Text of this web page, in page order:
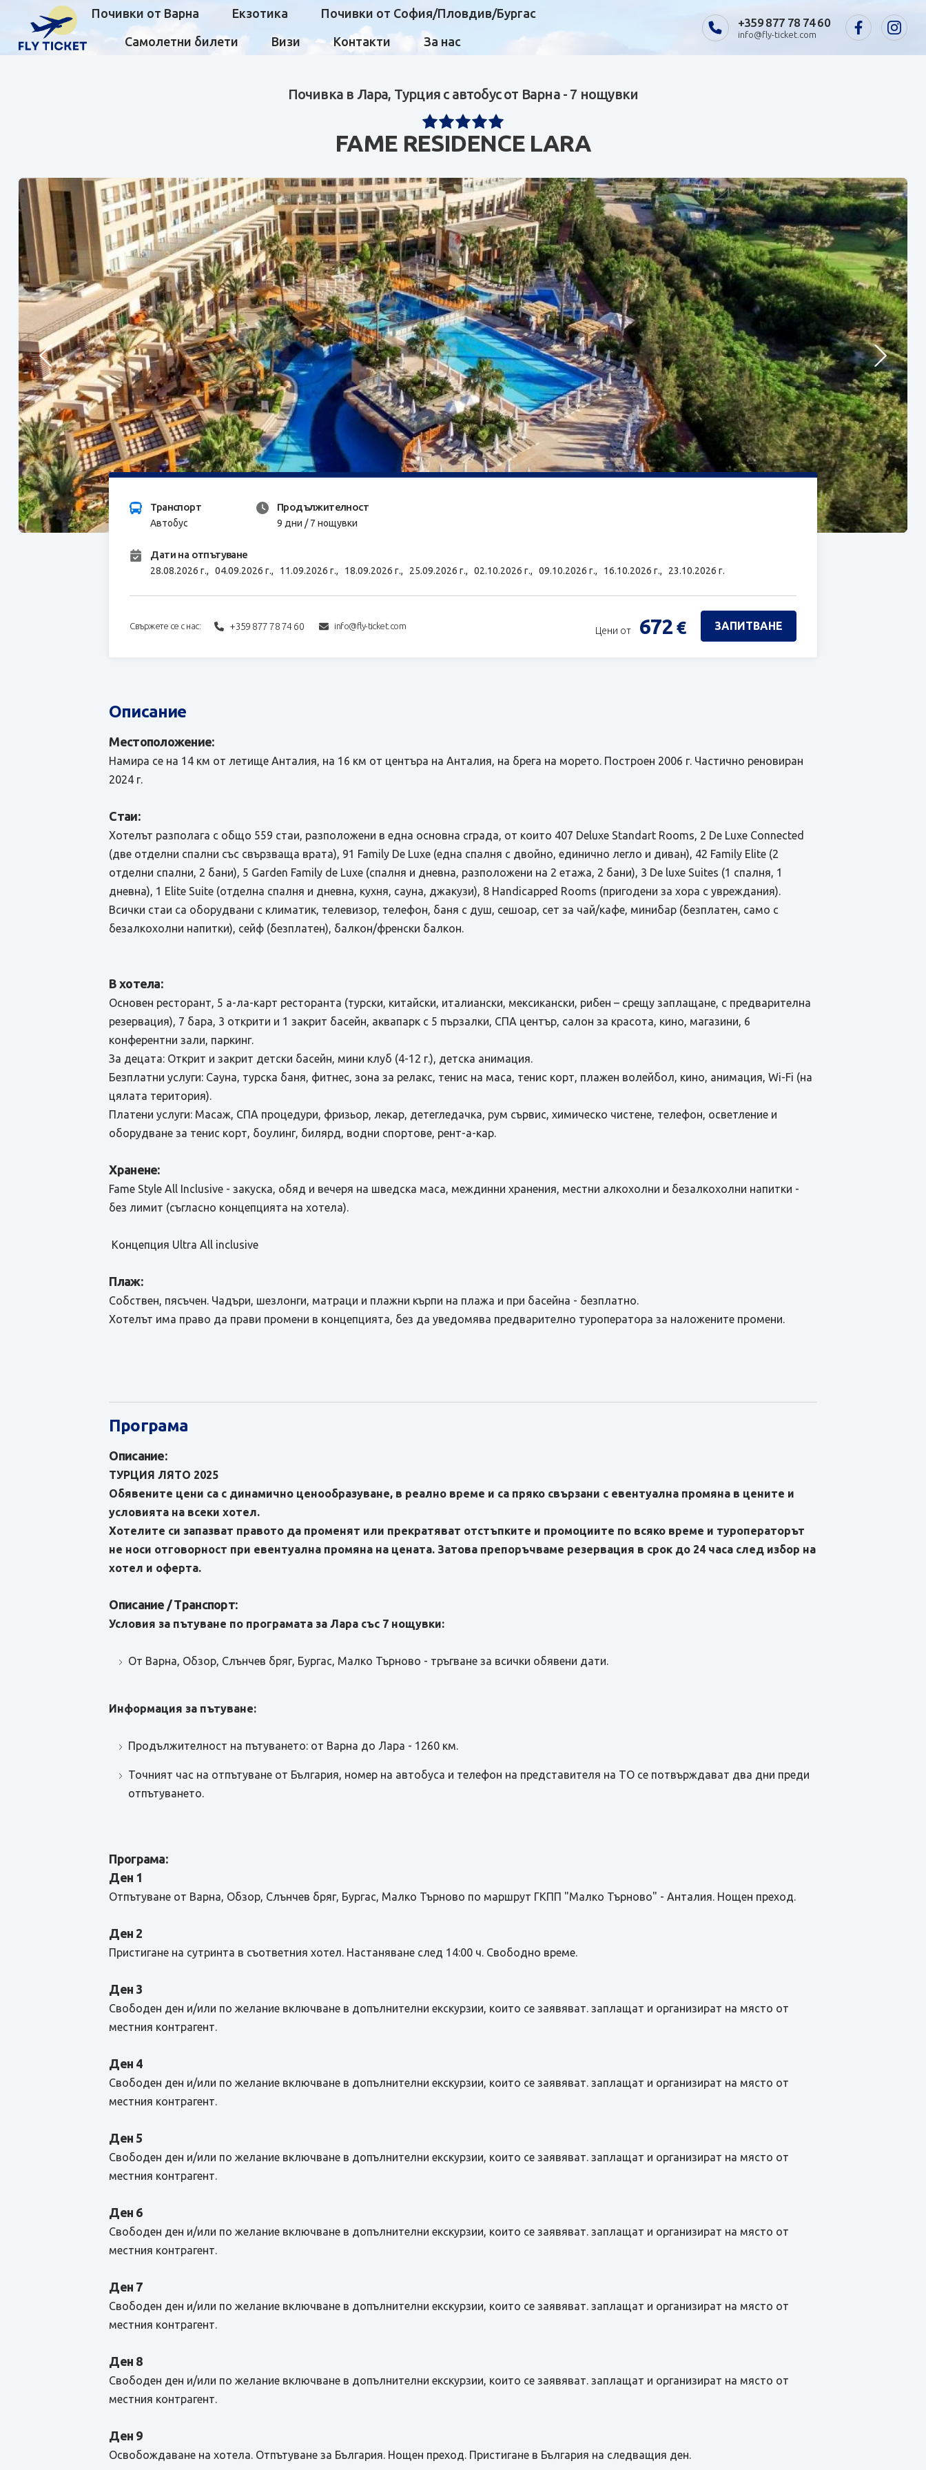
Почивки от Варна Екзотика Почивки от София/Пловдив/Бургас
Самолетни билети Визи Контакти За нас
+359 877 78 74 60
info@fly-ticket.com
Почивка в Лара, Турция с автобус от Варна - 7 нощувки
FAME RESIDENCE LARA
Транспорт
Автобус
Продължителност
9 дни / 7 нощувки
Дати на отпътуване
28.08.2026 г.,04.09.2026 г., 11.09.2026 г., 18.09.2026 г., 25.09.2026 г.,02.10.2026 г.,09.10.2026 г., 16.10.2026 г., 23.10.2026 г.
Свържете се с нас: +359 877 78 74 60 info@fly-ticket.com Цени от 672 € ЗАПИТВАНЕ
Описание
Местоположение:
Намира се на 14 км от летище Анталия, на 16 км от центъра на Анталия, на брега на морето. Построен 2006 г. Частично реновиран
2024 г.
Стаи:
Хотелът разполага с общо 559 стаи, разположени в една основна сграда, от които 407 Deluxe Standart Rooms, 2 De Luxe Connected
(две отделни спални със свързваща врата), 91 Family De Luxe (една спалня с двойно, единично легло и диван), 42 Family Elite (2
отделни спални, 2 бани), 5 Garden Family de Luxe (спалня и дневна, разположени на 2 етажа, 2 бани), 3 De luxe Suites (1 спалня, 1
дневна), 1 Elite Suite (отделна спалня и дневна, кухня, сауна, джакузи), 8 Handicapped Rooms (пригодени за хора с увреждания).
Всички стаи са оборудвани с климатик, телевизор, телефон, баня с душ, сешоар, сет за чай/кафе, минибар (безплатен, само с
безалкохолни напитки), сейф (безплатен), балкон/френски балкон.
В хотела:
Основен ресторант, 5 а-ла-карт ресторанта (турски, китайски, италиански, мексикански, рибен – срещу заплащане, с предварителна
резервация), 7 бара, 3 открити и 1 закрит басейн, аквапарк с 5 пързалки, СПА център, салон за красота, кино, магазини, 6
конферентни зали, паркинг.
За децата: Открит и закрит детски басейн, мини клуб (4-12 г.), детска анимация.
Безплатни услуги: Сауна, турска баня, фитнес, зона за релакс, тенис на маса, тенис корт, плажен волейбол, кино, анимация, Wi-Fi (на
цялата територия).
Платени услуги: Масаж, СПА процедури, фризьор, лекар, детегледачка, рум сървис, химическо чистене, телефон, осветление и
оборудване за тенис корт, боулинг, билярд, водни спортове, рент-а-кар.
Хранене:
Fame Style All Inclusive - закуска, обяд и вечеря на шведска маса, междинни хранения, местни алкохолни и безалкохолни напитки -
без лимит (съгласно концепцията на хотела).
Концепция Ultra All inclusive
Плаж:
Собствен, пясъчен. Чадъри, шезлонги, матраци и плажни кърпи на плажа и при басейна - безплатно.
Хотелът има право да прави промени в концепцията, без да уведомява предварително туроператора за наложените промени.
Програма
Описание:
ТУРЦИЯ ЛЯТО 2025
Обявените цени са с динамично ценообразуване, в реално време и са пряко свързани с евентуална промяна в цените и
условията на всеки хотел.
Хотелите си запазват правото да променят или прекратяват отстъпките и промоциите по всяко време и туроператорът
не носи отговорност при евентуална промяна на цената. Затова препоръчваме резервация в срок до 24 часа след избор на
хотел и оферта.
Описание / Транспорт:
Условия за пътуване по програмата за Лара със 7 нощувки:
От Варна, Обзор, Слънчев бряг, Бургас, Малко Търново - тръгване за всички обявени дати.
Информация за пътуване:
Продължителност на пътуването: от Варна до Лара - 1260 км.
Точният час на отпътуване от България, номер на автобуса и телефон на представителя на TО се потвърждават два дни преди
отпътуването.
Програма:
Ден 1
Отпътуване от Варна, Обзор, Слънчев бряг, Бургас, Малко Търново по маршрут ГКПП "Малко Търново" - Анталия. Нощен преход.
Ден 2
Пристигане на сутринта в съответния хотел. Настаняване след 14:00 ч. Свободно време.
Ден 3
Свободен ден и/или по желание включване в допълнителни екскурзии, които се заявяват. заплащат и организират на място от
местния контрагент.
Ден 4
Свободен ден и/или по желание включване в допълнителни екскурзии, които се заявяват. заплащат и организират на място от
местния контрагент.
Ден 5
Свободен ден и/или по желание включване в допълнителни екскурзии, които се заявяват. заплащат и организират на място от
местния контрагент.
Ден 6
Свободен ден и/или по желание включване в допълнителни екскурзии, които се заявяват. заплащат и организират на място от
местния контрагент.
Ден 7
Свободен ден и/или по желание включване в допълнителни екскурзии, които се заявяват. заплащат и организират на място от
местния контрагент.
Ден 8
Свободен ден и/или по желание включване в допълнителни екскурзии, които се заявяват. заплащат и организират на място от
местния контрагент.
Ден 9
Освобождаване на хотела. Отпътуване за България. Нощен преход. Пристигане в България на следващия ден.